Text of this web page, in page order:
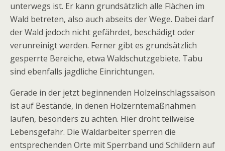
unterwegs ist. Er kann grundsätzlich alle Flächen im
Wald betreten, also auch abseits der Wege. Dabei darf
der Wald jedoch nicht gefährdet, beschädigt oder
verunreinigt werden. Ferner gibt es grundsätzlich
gesperrte Bereiche, etwa Waldschutzgebiete. Tabu
sind ebenfalls jagdliche Einrichtungen.
Gerade in der jetzt beginnenden Holzeinschlagssaison
ist auf Bestände, in denen Holzerntemaßnahmen
laufen, besonders zu achten. Hier droht teilweise
Lebensgefahr. Die Waldarbeiter sperren die
entsprechenden Orte mit Sperrband und Schildern auf